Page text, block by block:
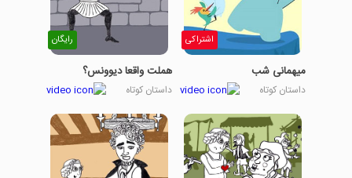
اشتراکی
میهمانی شب
داستان کوتاه
رایگان
هملت واقعا دیوونس؟
داستان کوتاه